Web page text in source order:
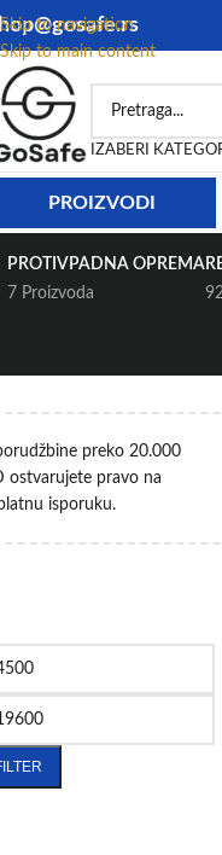
Skip to navigation
Skip to main content
IZABERI
PROIZVODI
PROTIVPADNA OPREMA
7 Proizvoda
preko 20.000
ostvarujete pravo na
isporuku.